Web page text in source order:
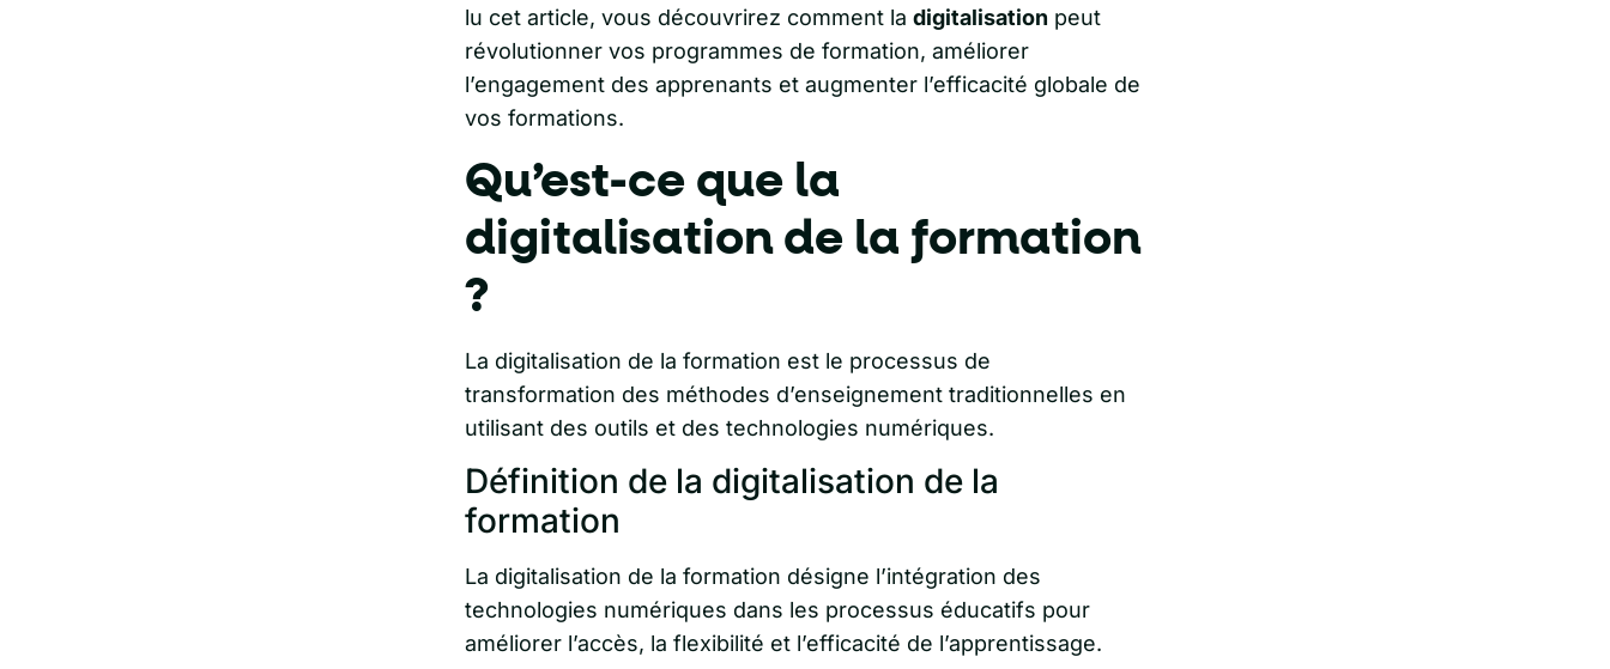
lu cet article, vous découvrirez comment la digitalisation peut
révolutionner vos programmes de formation, améliorer
l’engagement des apprenants et augmenter l’efficacité globale de
vos formations.
Qu’est-ce que la
digitalisation de la formation
?
La digitalisation de la formation est le processus de
transformation des méthodes d’enseignement traditionnelles en
utilisant des outils et des technologies numériques.
Définition de la digitalisation de la
formation
La digitalisation de la formation désigne l’intégration des
technologies numériques dans les processus éducatifs pour
améliorer l’accès, la flexibilité et l’efficacité de l’apprentissage.